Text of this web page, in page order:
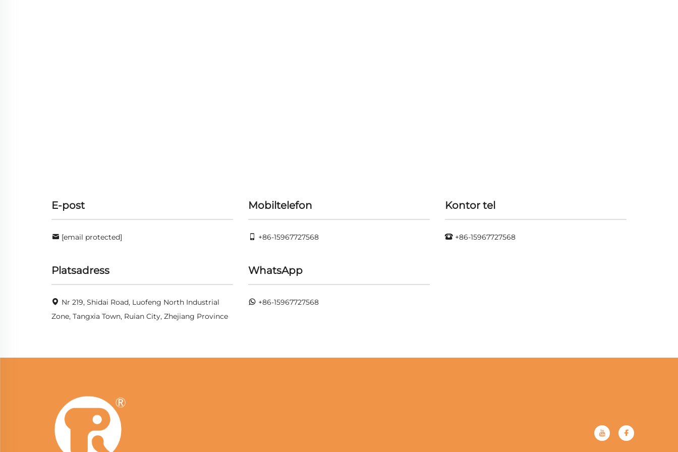
E-post
[email protected]
Mobiltelefon
+86-15967727568
Kontor tel
+86-15967727568
Platsadress
Nr 219, Shidai Road, Luofeng North Industrial
Zone, Tangxia Town, Ruian City, Zhejiang Province
WhatsApp
+86-15967727568